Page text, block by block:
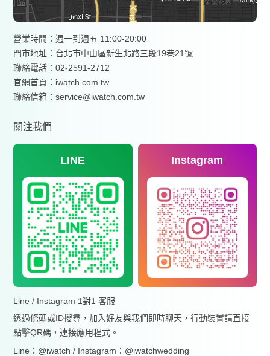
營業時間：週一到週五 11:00-20:00
門市地址：台北市中山區新生北路三段19巷21號
聯絡電話：02-2591-2712
官網首頁： iwatch.com.tw
聯絡信箱：service@iwatch.com.tw
關注我們
LINE Instagram
Line / Instagram 1對1 客服
透過條碼或ID搜尋，加入好友與我們即時聊天，行動裝置請直接
點擊QR碼，連接應用程式。
Line：@iwatch / Instagram：@iwatchwedding